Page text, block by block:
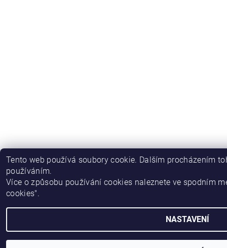
Tento web používá soubory cookie. Dalším procházením
používáním.
Více o způsobu používání cookies naleznete ve spodním
cookies".
NASTAVENÍ